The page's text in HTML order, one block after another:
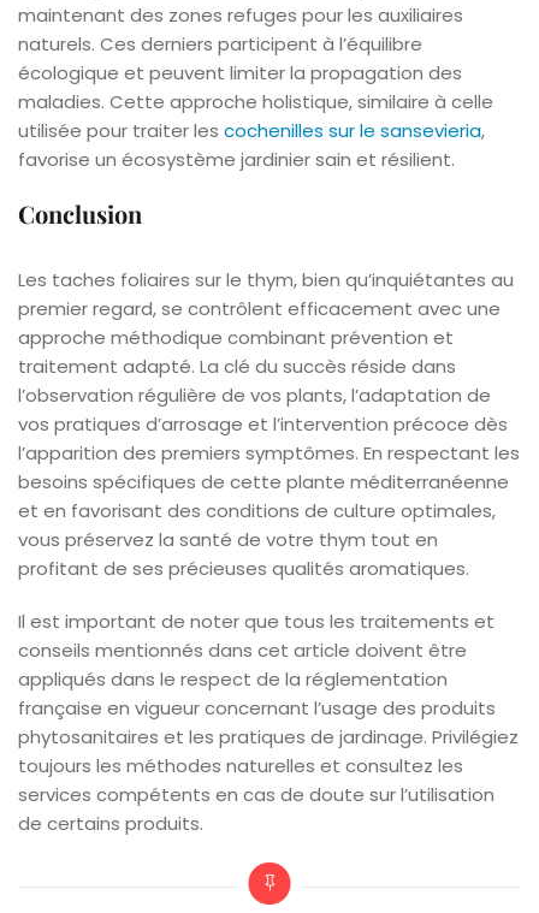
maintenant des zones refuges pour les auxiliaires
naturels. Ces derniers participent à l’équilibre
écologique et peuvent limiter la propagation des
maladies. Cette approche holistique, similaire à celle
utilisée pour traiter les cochenilles sur le sansevieria,
favorise un écosystème jardinier sain et résilient.
Conclusion
Les taches foliaires sur le thym, bien qu’inquiétantes au
premier regard, se contrôlent efficacement avec une
approche méthodique combinant prévention et
traitement adapté. La clé du succès réside dans
l’observation régulière de vos plants, l’adaptation de
vos pratiques d’arrosage et l’intervention précoce dès
l’apparition des premiers symptômes. En respectant les
besoins spécifiques de cette plante méditerranéenne
et en favorisant des conditions de culture optimales,
vous préservez la santé de votre thym tout en
profitant de ses précieuses qualités aromatiques.
Il est important de noter que tous les traitements et
conseils mentionnés dans cet article doivent être
appliqués dans le respect de la réglementation
française en vigueur concernant l’usage des produits
phytosanitaires et les pratiques de jardinage. Privilégiez
toujours les méthodes naturelles et consultez les
services compétents en cas de doute sur l’utilisation
de certains produits.